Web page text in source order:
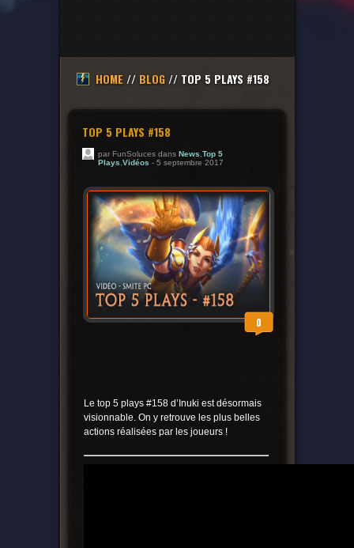
HOME // BLOG// TOP 5 PLAYS #158
TOP 5 PLAYS #158
par FunSoluces dans News,Top 5
Plays,Vidéos - 5 septembre 2017
0
Le top 5 plays #158 d’Inuki est désormais
visionnable. On y retrouve les plus belles
actions réalisées par les joueurs !